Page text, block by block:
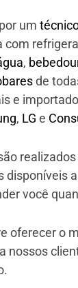
um
com
,
de
e
, LG e
disponíveis
você
oferecer o
nossos